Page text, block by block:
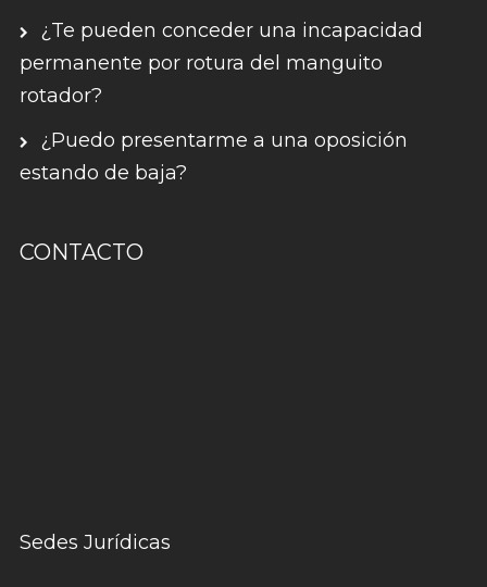
¿Te pueden conceder una incapacidad
permanente por rotura del manguito
rotador?
¿Puedo presentarme a una oposición
estando de baja?
CONTACTO
Sedes Jurídicas